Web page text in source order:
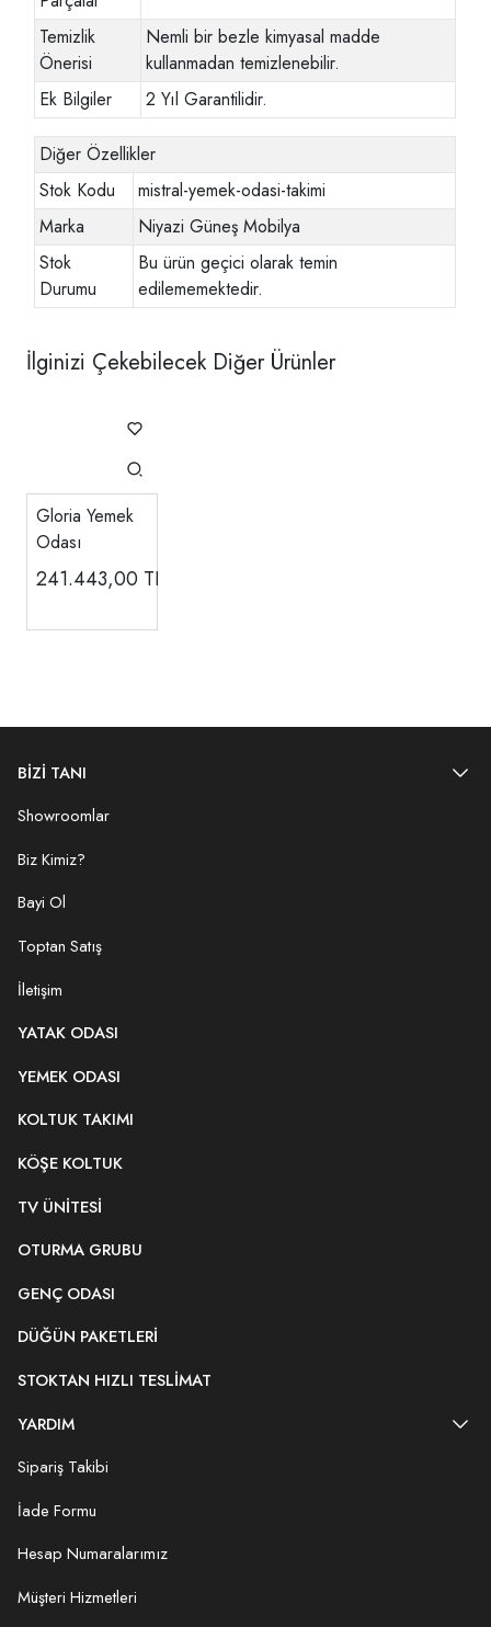
Temizlik
Önerisi
Nemli bir bezle kimyasal madde
kullanmadan temizlenebilir.
Ek Bilgiler
2 Yıl Garantilidir.
Diğer Özellikler
Stok Kodu
mistral-yemek-odasi-takimi
Marka
Niyazi Güneş Mobilya
Stok
Durumu
Bu ürün geçici olarak temin
edilememektedir.
İlginizi Çekebilecek Diğer Ürünler
Gloria Yemek
Odası
241.443,00 TL
BİZİ TANI
Showroomlar
Biz Kimiz?
Bayi Ol
Toptan Satış
İletişim
YATAK ODASI
YEMEK ODASI
KOLTUK TAKIMI
KÖŞE KOLTUK
TV ÜNITESI
OTURMA GRUBU
GENÇ ODASI
DÜĞÜN PAKETLERI
STOKTAN HIZLI TESLIMAT
YARDIM
Sipariş Takibi
İade Formu
Hesap Numaralarımız
Müşteri Hizmetleri